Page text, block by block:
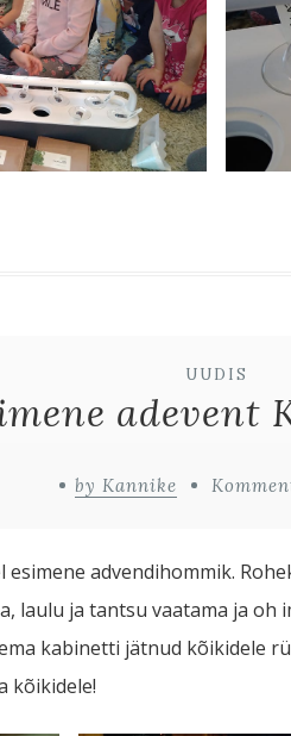
UUDIS
adevent
by Kannike
esimene advendihommik.
laulu ja tantsu vaatama ja
kabinetti jätnud kõikidele
kõikidele!